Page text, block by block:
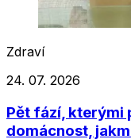
Zdraví
24. 07. 2026
Pět fází, kterými
domácnost,